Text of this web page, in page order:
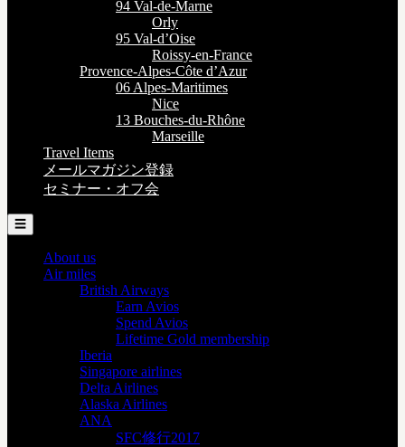
94 Val-de-Marne
Orly
95 Val-d’Oise
Roissy-en-France
Provence-Alpes-Côte d’Azur
06 Alpes-Maritimes
Nice
13 Bouches-du-Rhône
Marseille
Travel Items
メールマガジン登録
セミナー・オフ会
☰
About us
Air miles
British Airways
Earn Avios
Spend Avios
Lifetime Gold membership
Iberia
Singapore airlines
Delta Airlines
Alaska Airlines
ANA
SFC修行2017